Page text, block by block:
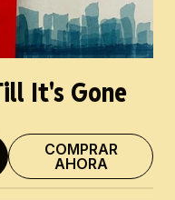
It's Gone
COMPRAR
AHORA